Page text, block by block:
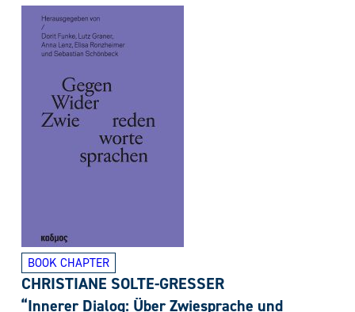
BOOK CHAPTER
CHRISTIANE SOLTE-GRESSER
“Innerer Dialog: Über Zwiesprache und